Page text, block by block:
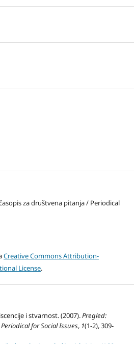
za društvena pitanja / Periodical
Creative Commons Attribution-
License.
i stvarnost. (2007).Pregled:
for Social Issues, 1(1-2), 309-